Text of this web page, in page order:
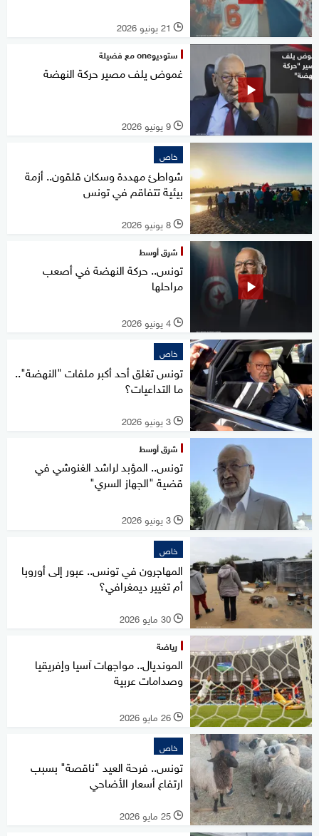
l 21 يونيو 2026
ستوديوone مع فضيلة
غموض يلف مصير حركة النهضة
l 9 يونيو 2026
خاص
شواطئ مهددة وسكان قلقون.. أزمة
بيئية تتفاقم في تونس
l 8 يونيو 2026
شرق أوسط
تونس.. حركة النهضة في أصعب
مراحلها
l 4 يونيو 2026
خاص
تونس تغلق أحد أكبر ملفات "النهضة"..
ما التداعيات؟
l 3 يونيو 2026
شرق أوسط
تونس.. المؤبد لراشد الغنوشي في
قضية "الجهاز السري"
l 3 يونيو 2026
خاص
المهاجرون في تونس.. عبور إلى أوروبا
أم تغيير ديمغرافي؟
l 30 مايو 2026
رياضة
المونديال.. مواجهات آسيا وإفريقيا
وصدامات عربية
l 26 مايو 2026
خاص
تونس.. فرحة العيد "ناقصة" بسبب
ارتفاع أسعار الأضاحي
l 25 مايو 2026